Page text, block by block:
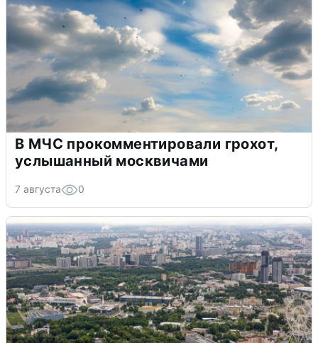
В МЧС прокомментировали грохот,
услышанный москвичами
7 августа 0